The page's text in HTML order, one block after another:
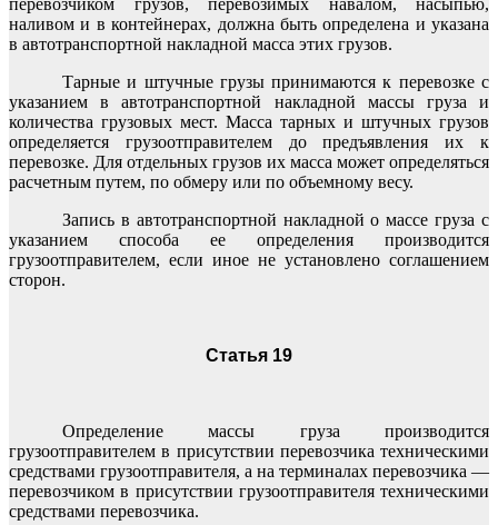
перевозчиком грузов, перевозимых навалом, насыпью,
наливом и в контейнерах, должна быть определена и указана
в автотранспортной накладной масса этих грузов.
Тарные и штучные грузы принимаются к перевозке с
указанием в автотранспортной накладной массы груза и
количества грузовых мест. Масса тарных и штучных грузов
определяется грузоотправителем до предъявления их к
перевозке. Для отдельных грузов их масса может определяться
расчетным путем, по обмеру или по объемному весу.
Запись в автотранспортной накладной о массе груза с
указанием способа ее определения производится
грузоотправителем, если иное не установлено соглашением
сторон.
Статья 19
Определение массы груза производится
грузоотправителем в присутствии перевозчика техническими
средствами грузоотправителя, а на терминалах перевозчика —
перевозчиком в присутствии грузоотправителя техническими
средствами перевозчика.